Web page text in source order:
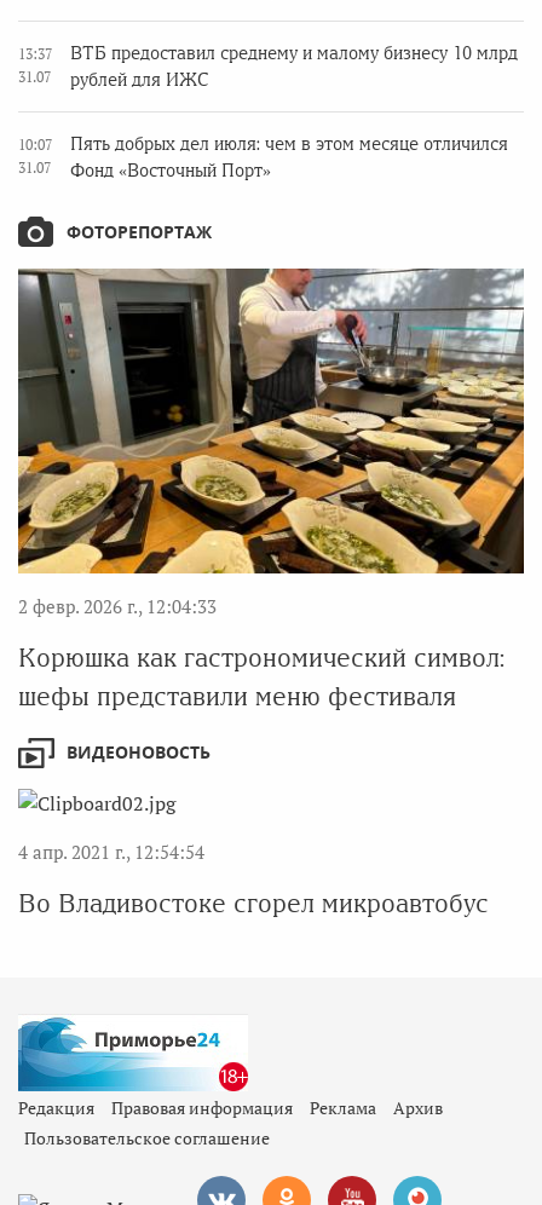
13:37
31.07
ВТБ предоставил среднему и малому бизнесу 10 млрд
рублей для ИЖС
10:07
31.07
Пять добрых дел июля: чем в этом месяце отличился
Фонд «Восточный Порт»
ФОТОРЕПОРТАЖ
2 февр. 2026 г., 12:04:33
Корюшка как гастрономический символ:
шефы представили меню фестиваля
ВИДЕОНОВОСТЬ
4 апр. 2021 г., 12:54:54
Во Владивостоке сгорел микроавтобус
Редакция Правовая информация Реклама
Архив
Пользовательское соглашение